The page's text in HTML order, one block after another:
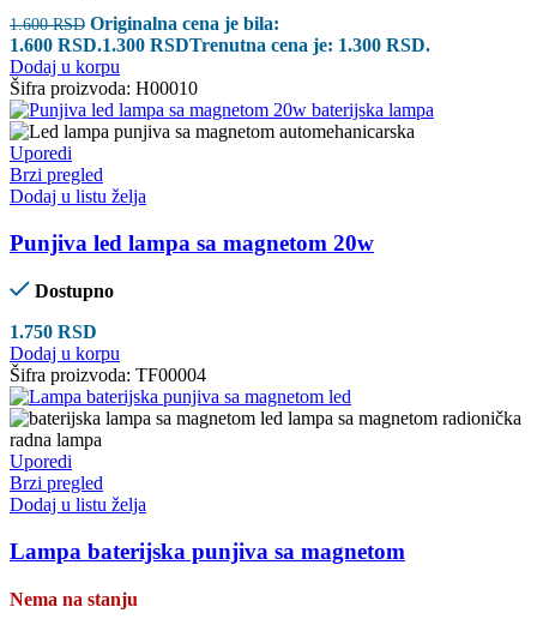
1.600RSD Originalna cena je bila:
1.600 RSD.1.300 RSDTrenutna cena je: 1.300 RSD.
Dodaj u korpu
Šifra proizvoda: H00010
Uporedi
Brzi pregled
Dodaj u listu želja
Punjiva led lampa sa magnetom 20w
Dostupno
1.750 RSD
Dodaj u korpu
Šifra proizvoda: TF00004
Uporedi
Brzi pregled
Dodaj u listu želja
Lampa baterijska punjiva sa magnetom
Nema na stanju